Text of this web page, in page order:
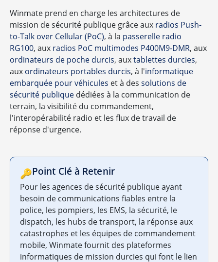
Winmate prend en charge les architectures de
mission de sécurité publique grâce aux radios Push-
to-Talk over Cellular (PoC), à la passerelle radio
RG100, aux radios PoC multimodes P400M9-DMR, aux
ordinateurs de poche durcis, auxtablettes durcies,
aux ordinateurs portables durcis, à l'informatique
embarquée pour véhicules et à des solutions de
sécurité publique dédiées à la communication de
terrain, la visibilité du commandement,
l'interopérabilité radio et les flux de travail de
réponse d'urgence.
🔑Point Clé à Retenir
Pour les agences de sécurité publique ayant
besoin de communications fiables entre la
police, les pompiers, les EMS, la sécurité, le
dispatch, les hubs de transport, la réponse aux
catastrophes et les équipes de commandement
mobile, Winmate fournit des plateformes
informatiques de mission durcies qui font le lien